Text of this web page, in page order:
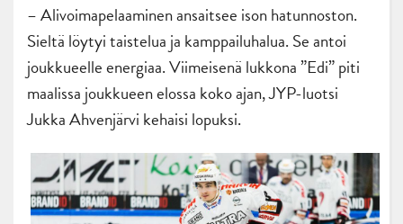
– Alivoimapelaaminen ansaitsee ison hatunnoston.
Sieltä löytyi taistelua ja kamppailuhalua. Se antoi
joukkueelle energiaa. Viimeisenä lukkona ”Edi” piti
maalissa joukkueen elossa koko ajan, JYP-luotsi
Jukka Ahvenjärvi kehaisi lopuksi.